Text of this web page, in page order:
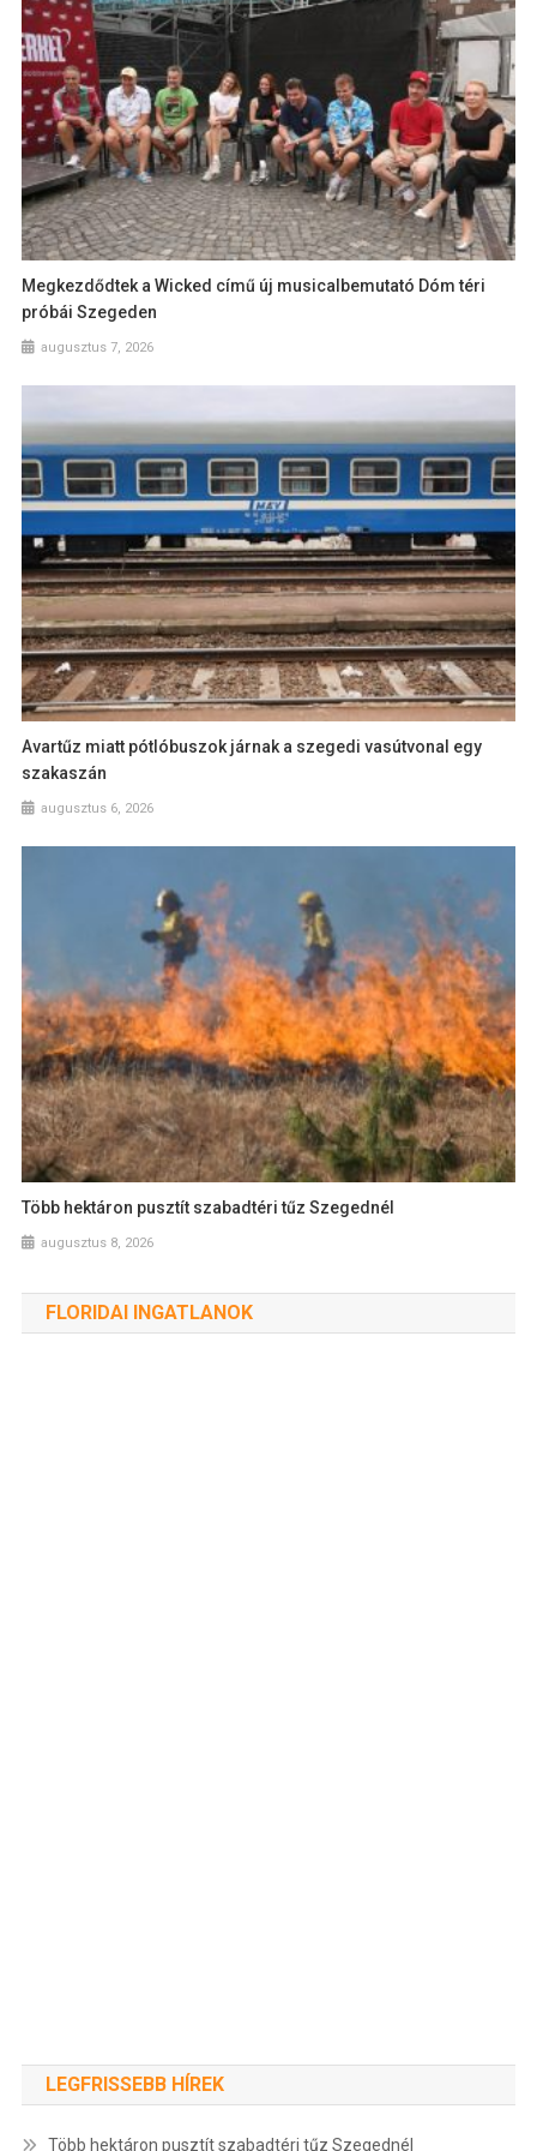
Megkezdődtek a Wicked című új musicalbemutató Dóm téri
próbái Szegeden
augusztus 7, 2026
Avartűz miatt pótlóbuszok járnak a szegedi vasútvonal egy
szakaszán
augusztus 6, 2026
Több hektáron pusztít szabadtéri tűz Szegednél
augusztus 8, 2026
FLORIDAI INGATLANOK
LEGFRISSEBB HÍREK
Több hektáron pusztít szabadtéri tűz Szegednél